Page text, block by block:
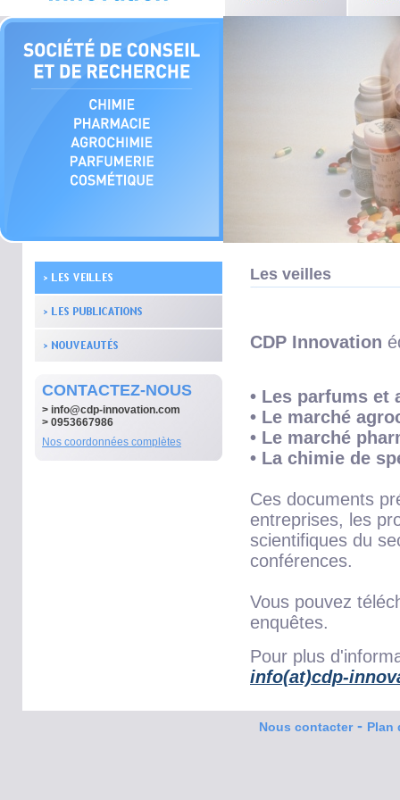
CONTACTEZ-NOUS
> info@cdp-innovation.com
> 0953667986
Nos coordonnées complètes
Les veilles
CDP Innovation
• Les parfums et
• Le marché
• Le marché
• La chimie de
Ces documents
entreprises, les
scientifiques du
conférences.
Vous pouvez
enquêtes.
Pour plus
info(at)cdp-
Nous contacter- Plan